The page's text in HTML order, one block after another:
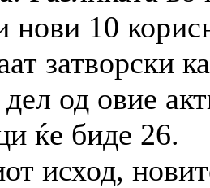
нови 10
затворски
од овие
ќе биде 26.
исход,